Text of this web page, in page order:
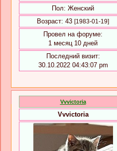
Пол: Женский
Возраст: 43 [1983-01-19]
Провел на форуме:
1 месяц 10 дней
Последний визит:
30.10.2022 04:43:07 pm
Vvvictoria
Vvvictoria